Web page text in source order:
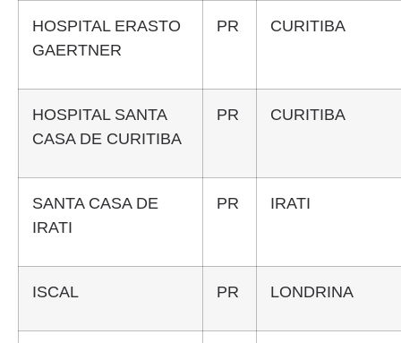
HOSPITAL ERASTO
GAERTNER
PR CURITIBA
HOSPITAL SANTA
CASA DE CURITIBA
PR CURITIBA
SANTA CASA DE
IRATI
PR IRATI
ISCAL PR LONDRINA